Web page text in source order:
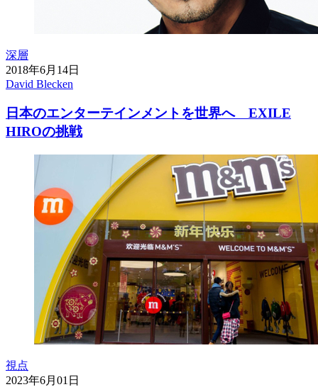
深層
2018年6月14日
David Blecken
日本のエンターテインメントを世界へ EXILE
HIROの挑戦
視点
2023年6月01日